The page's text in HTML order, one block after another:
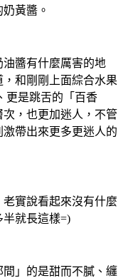
黃醬。
醬有什麼厲害的地
和剛剛上面綜合水果
更是跳舌的「百香
，也更加迷人，不管
帶出來更多更迷人的
實說看起來沒有什麼
就長這樣=)
」的是甜而不膩、纏